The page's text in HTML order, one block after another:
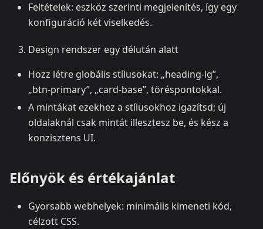
Feltételek: eszköz szerinti megjelenítés, így egy
konfiguráció két viselkedés.
Design rendszer egy délután alatt
Hozz létre globális stílusokat: „heading‑lg”,
„btn‑primary”, „card‑base”, töréspontokkal.
A mintákat ezekhez a stílusokhoz igazítsd; új
oldalaknál csak mintát illesztesz be, és kész a
konzisztens UI.
Előnyök és értékajánlat
Gyorsabb webhelyek: minimális kimeneti kód,
célzott CSS.